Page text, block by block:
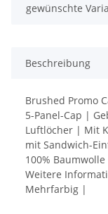
gewünschte
Beschreibung
Brushed Promo
5-Panel-Cap |
Luftlöcher | Mit
mit Sandwich-
100%
Weitere
Mehrfarbig |